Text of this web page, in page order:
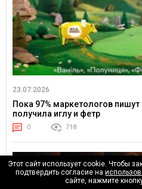
23.07.2026
Пока 97% маркетологов
получила иглу и фетр
0 718
Этот сайт использует cookie. Чтобы
подтвердить согласие на
сайте, нажмите